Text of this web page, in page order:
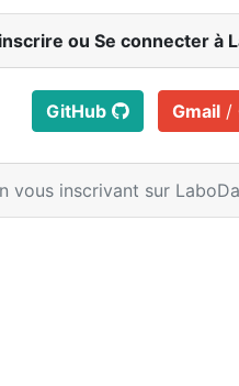
ou Se connecter à
GitHub Gmail /
vous inscrivant sur